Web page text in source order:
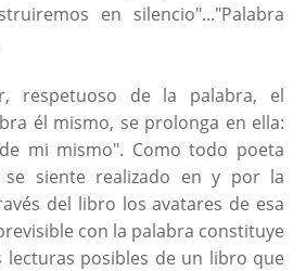
en silencio"..."Palabra
respetuoso de la palabra, el
él mismo, se prolonga en ella:
mi mismo". Como todo poeta
se siente realizado en y por la
del libro los avatares de esa
con la palabra constituye
lecturas posibles de un libro que